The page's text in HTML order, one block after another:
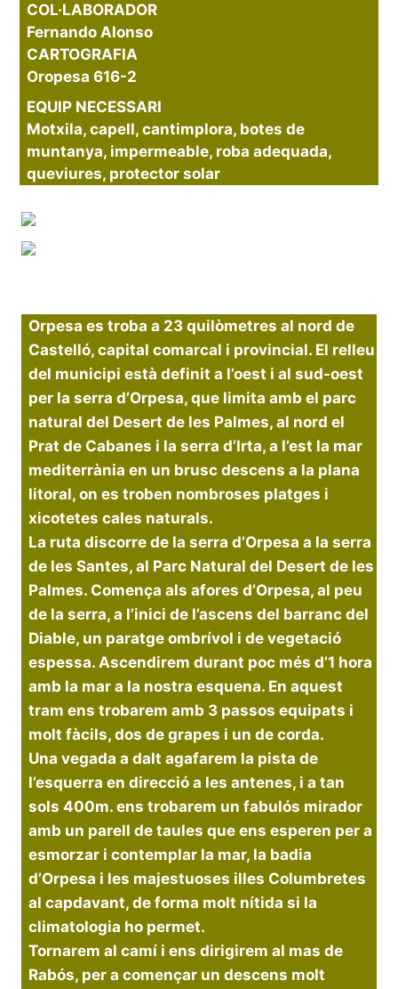
COL·LABORADOR
Fernando Alonso
CARTOGRAFIA
Oropesa 616-2
EQUIP NECESSARI
Motxila, capell, cantimplora, botes de
muntanya, impermeable, roba adequada,
queviures, protector solar
Orpesa es troba a 23 quilòmetres al nord de
Castelló, capital comarcal i provincial. El relleu
del municipi està definit a l’oest i al sud-oest
per la serra d’Orpesa, que limita amb el parc
natural del Desert de les Palmes, al nord el
Prat de Cabanes i la serra d’Irta, a l’est la mar
mediterrània en un brusc descens a la plana
litoral, on es troben nombroses platges i
xicotetes cales naturals.
La ruta discorre de la serra d’Orpesa a la serra
de les Santes, al Parc Natural del Desert de les
Palmes. Comença als afores d’Orpesa, al peu
de la serra, a l’inici de l’ascens del barranc del
Diable, un paratge ombrívol i de vegetació
espessa. Ascendirem durant poc més d’1 hora
amb la mar a la nostra esquena. En aquest
tram ens trobarem amb 3 passos equipats i
molt fàcils, dos de grapes i un de corda.
Una vegada a dalt agafarem la pista de
l’esquerra en direcció a les antenes, i a tan
sols 400m. ens trobarem un fabulós mirador
amb un parell de taules que ens esperen per a
esmorzar i contemplar la mar, la badia
d’Orpesa i les majestuoses illes Columbretes
al capdavant, de forma molt nítida si la
climatologia ho permet.
Tornarem al camí i ens dirigirem al mas de
Rabós, per a començar un descens molt